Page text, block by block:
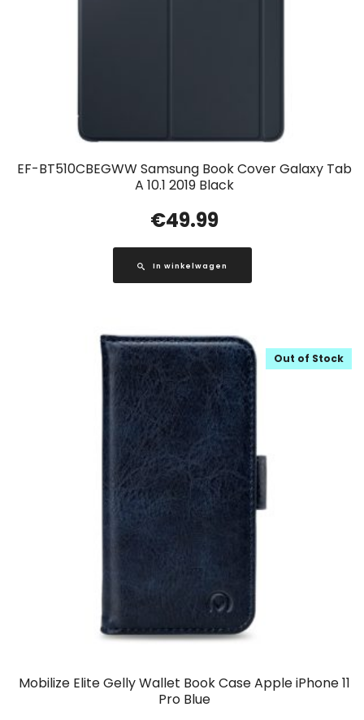
EF-BT510CBEGWW Samsung Book Cover Galaxy Tab
A 10.1 2019 Black
€49.99
In winkelwagen
Mobilize Elite Gelly Wallet Book Case Apple iPhone 11
Pro Blue
Out of Stock